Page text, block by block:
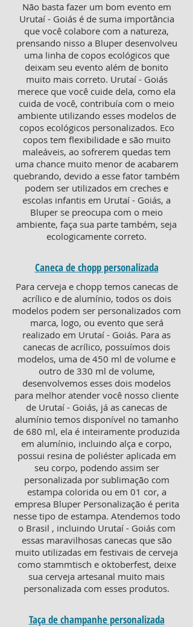
Não basta fazer um bom evento em
Urutaí - Goiás é de suma importância
que você colabore com a natureza,
prensando nisso a Bluper desenvolveu
uma linha de copos ecológicos que
deixam seu evento além de bonito
muito mais correto. Urutaí - Goiás
merece que você cuide dela, como ela
cuida de você, contribuía com o meio
ambiente utilizando esses modelos de
copos ecológicos personalizados. Eco
copos tem flexibilidade e são muito
maleáveis, ao sofrerem quedas tem
uma chance muito menor de acabarem
quebrando, devido a esse fator também
podem ser utilizados em creches e
escolas infantis em Urutaí - Goiás, a
Bluper se preocupa com o meio
ambiente, faça sua parte também, seja
ecologicamente correto.
Caneca de chopp personalizada
Para cerveja e chopp temos canecas de
acrílico e de alumínio, todos os dois
modelos podem ser personalizados com
marca, logo, ou evento que será
realizado em Urutaí - Goiás. Para as
canecas de acrílico, possuímos dois
modelos, uma de 450 ml de volume e
outro de 330 ml de volume,
desenvolvemos esses dois modelos
para melhor atender você nosso cliente
de Urutaí - Goiás, já as canecas de
alumínio temos disponível no tamanho
de 680 ml, ela é inteiramente produzida
em alumínio, incluindo alça e corpo,
possui resina de poliéster aplicada em
seu corpo, podendo assim ser
personalizada por sublimação com
estampa colorida ou em 01 cor, a
empresa Bluper Personalização é perita
nesse tipo de estampa. Atendemos todo
o Brasil , incluindo Urutaí - Goiás com
essas maravilhosas canecas que são
muito utilizadas em festivais de cerveja
como stammtisch e oktoberfest, deixe
sua cerveja artesanal muito mais
personalizada com esses produtos.
Taça de champanhe personalizada